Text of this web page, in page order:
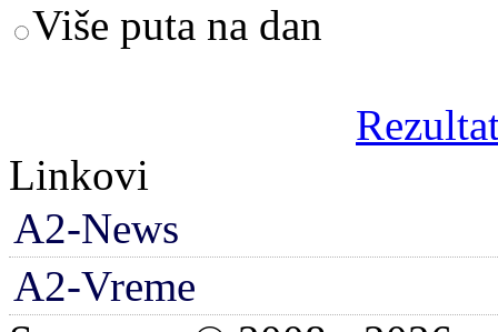
Više puta na dan
Linkovi
A2-News
A2-Vreme